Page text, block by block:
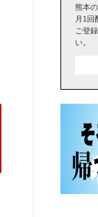
熊本
月1回
ご登
い。